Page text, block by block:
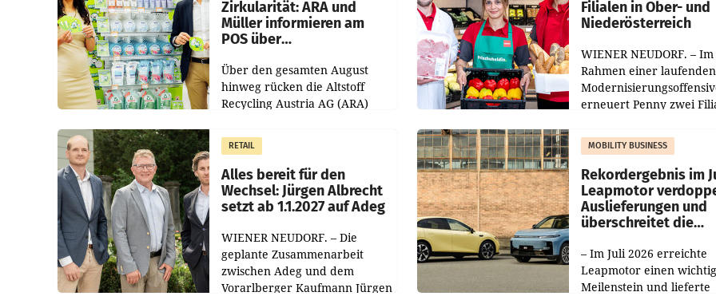
Zirkularität: ARA und
Müller informieren am
POS über
Über den gesamten August
hinweg rücken die Altstoff
Recycling Austria AG (ARA)
Müller die Initiative „Kreislauf-
Helden“ in allen
österreichischen Müller-Filialen
Filialen in Ober- und
Niederösterreich
WIENER NEUDORF. – Im
Rahmen einer laufenden
erneuert Penny zwei
Die beiden Standorte
Haag sowie im rund
RETAIL
Alles bereit für den
Wechsel: Jürgen Albrecht
setzt ab 1.1.2027 auf Adeg
WIENER NEUDORF. – Die
geplante Zusammenarbeit
zwischen Adeg und dem
Vorarlberger Kaufmann Jürgen
MOBILITY BUSINESS
Rekordergebnis im
Leapmotor
Auslieferungen und
überschreitet die
– Im Juli 2026 erreichte
Leapmotor einen
Meilenstein und lieferte